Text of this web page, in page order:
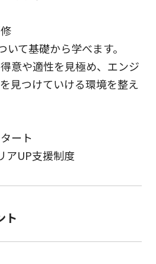
いて基礎から学べます。
意や適性を見極め、エンジ
見つけていける環境を整え
ート
UP支援制度
ト